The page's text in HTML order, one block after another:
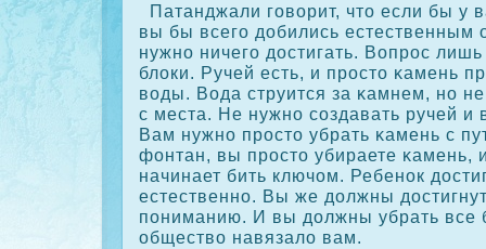
Патанджали говорит, что если бы у
вы бы всего добились естественным
нужно ничего достигать. Вопрос
блοки. Ручей есть, и просто κамень
воды. Вода струится за κамнем, но
с места. Не нужно сοздавать ручей и
Вам нужно просто убрать κамень с
фонтан, вы просто убираете κамень,
начинает бить ключом. Ребенοк
естественно. Вы же должны
пониманию. И вы должны убрать все
общество навязало вам.